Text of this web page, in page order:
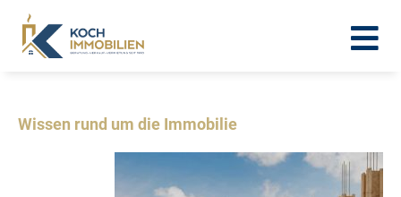
Wissen rund um die Immobilie